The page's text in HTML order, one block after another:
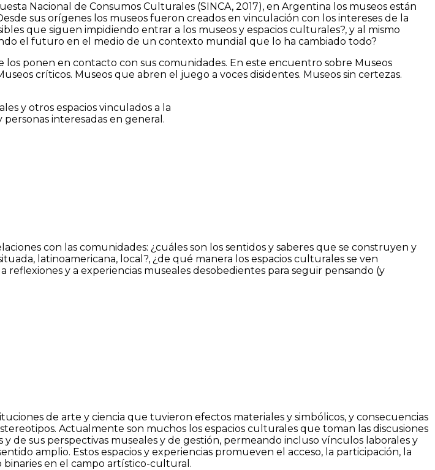
Nacional de Consumos Culturales (SINCA, 2017), en Argentina los museos están
sus orígenes los museos fueron creados en vinculación con los intereses de la
que siguen impidiendo entrar a los museos y espacios culturales?, y al mismo
el futuro en el medio de un contexto mundial que lo ha cambiado todo?
ponen en contacto con sus comunidades. En este encuentro sobre Museos
críticos. Museos que abren el juego a voces disidentes. Museos sin certezas.
y otros espacios vinculados a la
interesadas en general.
con las comunidades: ¿cuáles son los sentidos y saberes que se construyen y
latinoamericana, local?, ¿de qué manera los espacios culturales se ven
y a experiencias museales desobedientes para seguir pensando (y
de arte y ciencia que tuvieron efectos materiales y simbólicos, y consecuencias
Actualmente son muchos los espacios culturales que toman las discusiones
de sus perspectivas museales y de gestión, permeando incluso vínculos laborales y
amplio. Estos espacios y experiencias promueven el acceso, la participación, la
binaries en el campo artístico-cultural.